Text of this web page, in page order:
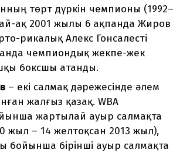
төрт дүркін чемпионы (1992–
ақ 2001 жылы 6 ақпанда Жиров
рикалық Алекс Гонсалесті
чемпиондық жекпе-жек
боксшы атанды.
– екі салмақ дәрежесінде әлем
жалғыз қазақ. WBA
жартылай ауыр салмақта
жыл – 14 желтоқсан 2013 жыл),
бойынша бірінші ауыр салмақта